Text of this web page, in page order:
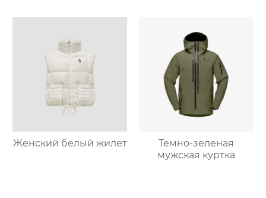
Женский белый жилет
Темно-зеленая
мужская куртка